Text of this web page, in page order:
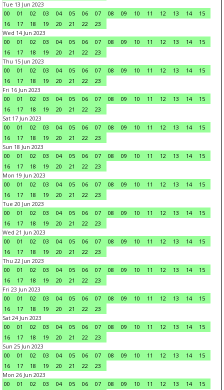
Tue 13 Jun 2023
00
01 02 03 04 05 06 07 08 09 10 11 12 13 14
15
16
17 18 19 20 21 22
23
Wed 14 Jun 2023
00
01 02 03 04 05 06 07 08 09 10 11 12 13 14
15
16
17 18 19 20 21 22
23
Thu 15 Jun 2023
00
01 02 03 04 05 06 07 08 09 10 11 12 13 14
15
16
17 18 19 20 21 22
23
Fri 16 Jun 2023
00
01 02 03 04 05 06 07 08 09 10 11 12 13 14
15
16
17 18 19 20 21 22
23
Sat 17 Jun 2023
00
01 02 03 04 05 06 07 08 09 10 11 12 13 14
15
16
17 18 19 20 21 22
23
Sun 18 Jun 2023
00
01 02 03 04 05 06 07 08 09 10 11 12 13 14
15
16
17 18 19 20 21 22
23
Mon 19 Jun 2023
00
01 02 03 04 05 06 07 08 09 10 11 12 13 14
15
16
17 18 19 20 21 22
23
Tue 20 Jun 2023
00
01 02 03 04 05 06 07 08 09 10 11 12 13 14
15
16
17 18 19 20 21 22
23
Wed 21 Jun 2023
00
01 02 03 04 05 06 07 08 09 10 11 12 13 14
15
16
17 18 19 20 21 22
23
Thu 22 Jun 2023
00
01 02 03 04 05 06 07 08 09 10 11 12 13 14
15
16
17 18 19 20 21 22
23
Fri 23 Jun 2023
00
01 02 03 04 05 06 07 08 09 10 11 12 13 14
15
16
17 18 19 20 21 22
23
Sat 24 Jun 2023
00
01 02 03 04 05 06 07 08 09 10 11 12 13 14
15
16
17 18 19 20 21 22
23
Sun 25 Jun 2023
00
01 02 03 04 05 06 07 08 09 10 11 12 13 14
15
16
17 18 19 20 21 22
23
Mon 26 Jun 2023
00
01 02 03 04 05 06 07 08 09 10 11 12 13 14
15